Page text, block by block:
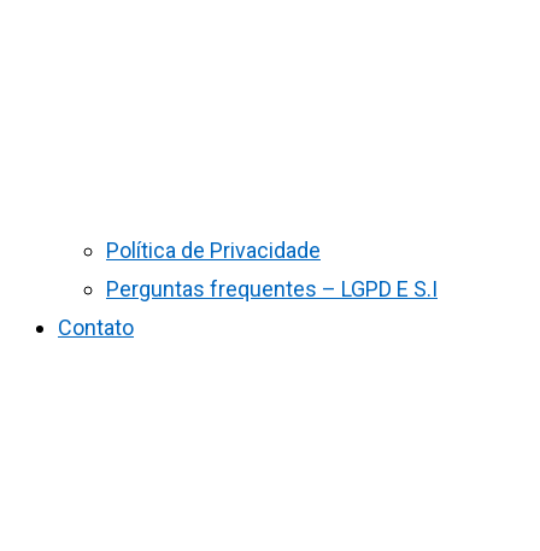
Política de Privacidade
Perguntas frequentes – LGPD E S.I
Contato